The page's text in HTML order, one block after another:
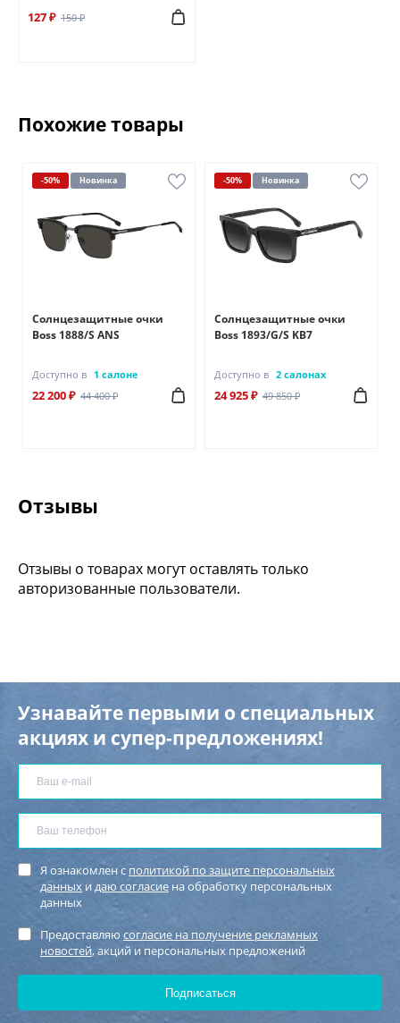
127 ₽ 150 ₽
Похожие товары
-50% Новинка
Солнцезащитные очки
Boss 1888/S ANS
Доступно в 1 салоне
22 200 ₽ 44 400 ₽
-50% Новинка
Солнцезащитные очки
Boss 1893/G/S KB7
Доступно в 2 салонах
24 925 ₽ 49 850 ₽
Отзывы
Отзывы о товарах могут оставлять только
авторизованные пользователи.
Узнавайте первыми о специальных
акциях и супер-предложениях!
Я ознакомлен с политикой по защите персональных
данных идаю согласие на обработку персональных
данных
Предоставляю согласие на получение рекламных
новостей, акций и персональных предложений